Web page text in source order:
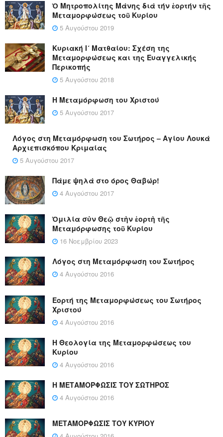
Ὁ Μητροπολίτης Μάνης διά τήν ἑορτήν τῆς
Μεταμορφώσεως τοῦ Κυρίου
5 Αυγούστου 2019
Κυριακή Ι´ Ματθαίου: Σχέση της
Μεταμορφώσεως και της Ευαγγελικής
Περικοπής
5 Αυγούστου 2018
Η Μεταμόρφωση του Χριστού
5 Αυγούστου 2017
Λόγος στη Μεταμόρφωση του Σωτήρος – Αγίου Λουκά
Αρχιεπισκόπου Κριμαίας
5 Αυγούστου 2017
Πάμε ψηλά στο όρος Θαβώρ!
4 Αυγούστου 2017
Ὁμιλία σὺν Θεῷ στὴν ἑορτὴ τῆς
Μεταμόρφωσης τοῦ Κυρίου
16 Νοεμβρίου 2023
Λόγος στη Μεταμόρφωση του Σωτήρος
4 Αυγούστου 2016
Εορτή της Μεταμορφώσεως του Σωτήρος
Χριστού
4 Αυγούστου 2016
Η Θεολογία της Μεταμορφώσεως του
Κυρίου
4 Αυγούστου 2016
Η ΜΕΤΑΜΟΡΦΩΣΙΣ ΤΟΥ ΣΩΤΗΡΟΣ
4 Αυγούστου 2016
ΜΕΤΑΜΟΡΦΩΣΙΣ ΤΟΥ ΚΥΡΙΟΥ